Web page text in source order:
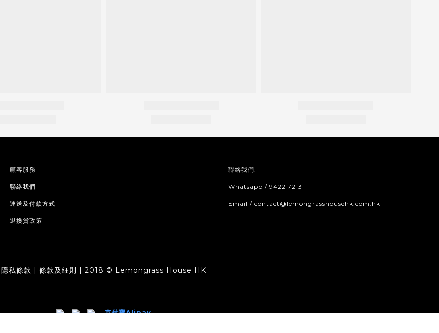
顧客服務
聯絡我們
運送及付款方式
退換貨政策
聯絡我們:
Whatsapp / 9422 7213
Email / contact@lemongrasshousehk.com.hk
隱私條款 | 條款及細則 | 2018 © Lemongrass House HK
支付寶Alipay